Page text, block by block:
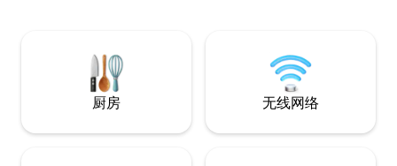
程，距离科尔蒂纳·达姆佩佐（Cortina
D'Ampezzo）仅60分钟车程。 这是一座
温馨舒适的住宅，分布在三个楼层，装潢
精美：是您享受放松时刻和梦想假期的理
想场所。 住宿： 您可以使用1间三人间、2
有6个人，被绿色
在大自然、美景、
行中找到自己。
厨房 无线网络